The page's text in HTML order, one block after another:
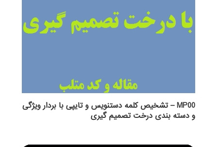
MP00 – تشخیص کلمه دستنویس و تایپی با بردار ویژگی
و دسته بندی درخت تصمیم گیری